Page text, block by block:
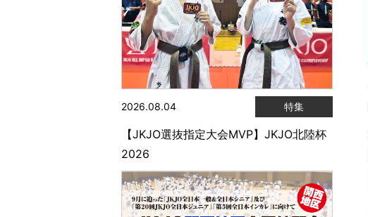
特集
2026.08.04
【JKJO選抜指定大会MVP】JKJO北陸杯
2026